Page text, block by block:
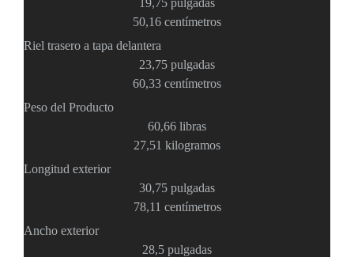
Inyectores
AlcanceUPS
Sistemas
de 4
19,75 pulgadas
50,16 centímetros
Riel trasero a tapa delantera
23,75 pulgadas
60,33 centímetros
Peso del Producto
60,66 libras
27,51 kilogramos
Longitud exterior
30,75 pulgadas
78,11 centímetros
Ancho exterior
28,5 pulgadas